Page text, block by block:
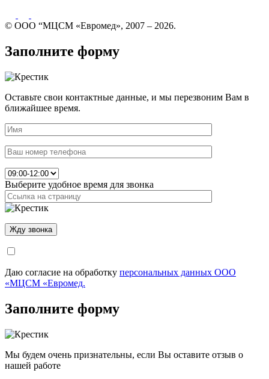
© ООО “МЦСМ «Евромед», 2007 – 2026.
Заполните форму
Оставьте свои контактные данные, и мы перезвоним Вам в
ближайшее время.
Выберите удобное время для звонка
Даю согласие на обработку персональных данных ООО
«МЦСМ «Евромед.
Заполните форму
Мы будем очень признательны, если Вы оставите отзыв о
нашей работе